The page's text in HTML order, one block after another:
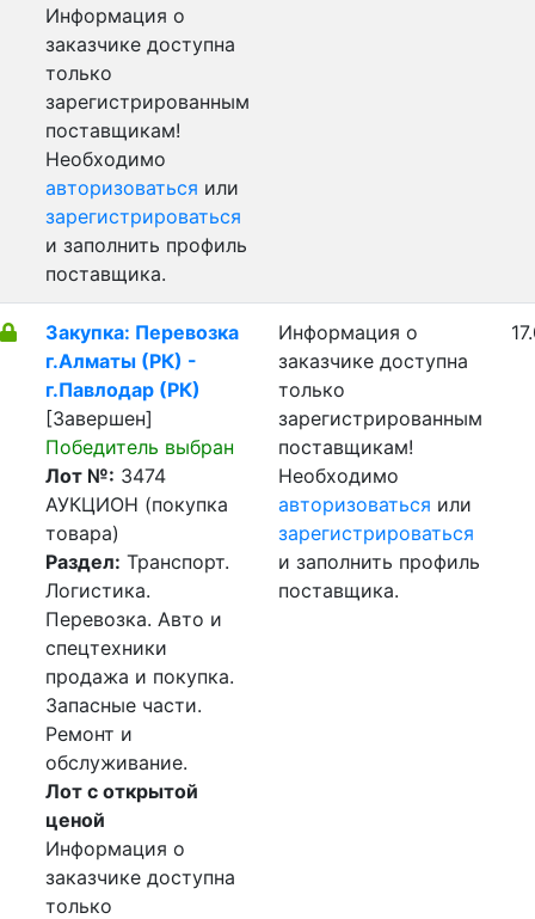
Информация о
заказчике доступна
только
зарегистрированным
поставщикам!
Необходимо
авторизоваться или
зарегистрироваться
и заполнить профиль
поставщика.
Закупка: Перевозка
г.Алматы (РК) -
г.Павлодар (РК)
[Завершен]
Победитель выбран
Лот №: 3474
АУКЦИОН (покупка
товара)
Раздел: Транспорт.
Логистика.
Перевозка. Авто и
спецтехники
продажа и покупка.
Запасные части.
Ремонт и
обслуживание.
Лот с открытой
ценой
Информация о
заказчике доступна
только
Информация о
заказчике доступна
только
зарегистрированным
поставщикам!
Необходимо
авторизоваться или
зарегистрироваться
и заполнить профиль
поставщика.